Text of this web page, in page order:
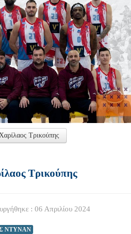
Τρικούπης
Τρικούπης
: 06 Απριλίου 2024
ΝΤΥΝΑΝ